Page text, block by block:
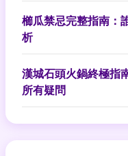
櫛瓜禁忌完整指南：
析
漢城石頭火鍋終極指
所有疑問